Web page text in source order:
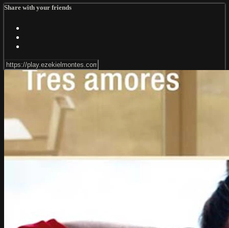
Share with your friends